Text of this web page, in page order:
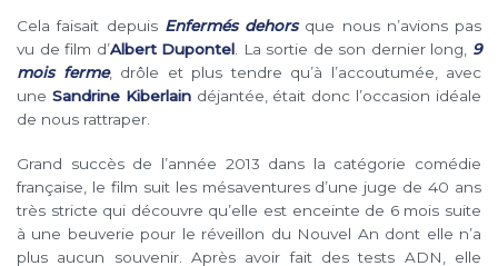
Cela faisait depuis Enfermés dehorsque nous n’avions pas
vu de film d’Albert Dupontel . La sortie de son dernier long, 9
mois ferme, drôle et plus tendre qu’à l’accoutumée, avec
une Sandrine Kiberlaindéjantée, était donc l’occasion idéale
de nous rattraper.
Grand succès de l’année 2013 dans la catégorie comédie
française, le film suit les mésaventures d’une juge de 40 ans
très stricte qui découvre qu’elle est enceinte de 6 mois suite
à une beuverie pour le réveillon du Nouvel An dont elle n’a
plus aucun souvenir. Après avoir fait des tests ADN, elle